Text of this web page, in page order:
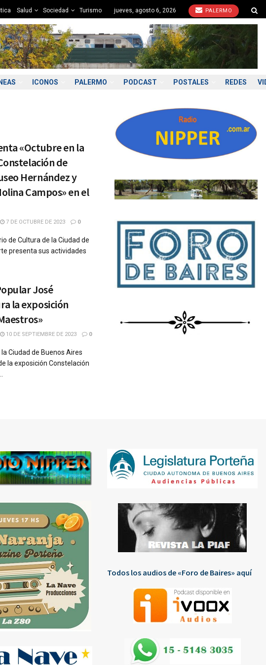
Salud Sociedad Turismo jueves, agosto 6, 2026 PALERMO
ICONOS PALERMO PODCAST POSTALES REDES
«Octubre en la
de
Hernández y
Campos» en el
7 DE OCTUBRE DE 2023 0
de Cultura de la Ciudad de
presenta sus actividades
José
la exposición
10 DE SEPTIEMBRE DE 2023 0
Ciudad de Buenos Aires
la exposición Constelación
Todos los audios de «Foro de Baires» aquí